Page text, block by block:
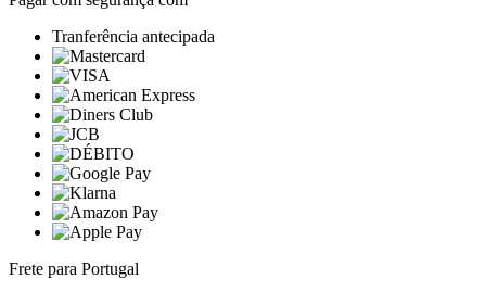
Tranferência antecipada
Frete para Portugal